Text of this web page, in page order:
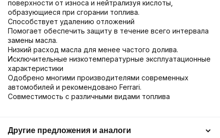
поверхности от износа и нейтрализуя кислоты,
образующиеся при сгорании топлива.
Способствует удалению отложений
Помогает обеспечить защиту в течение всего интервала
замены масла.
Низкий расход масла для менее частого долива.
Исключительные низкотемпературные эксплуатационные
характеристики
Одобрено многими производителями современных
автомобилей и рекомендовано Ferrari.
Совместимость с различными видами топлива
Другие предложения и аналоги